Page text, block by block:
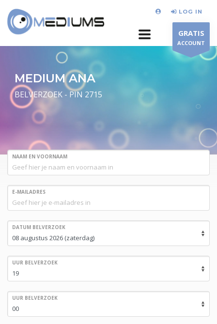
LOG IN
GRATIS
ACCOUNT
MEDIUM ANA
BELVERZOEK - PIN 2715
NAAM EN VOORNAAM
E-MAILADRES
DATUM BELVERZOEK
UUR BELVERZOEK
UUR BELVERZOEK